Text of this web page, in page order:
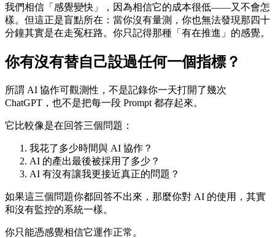
我們相信「感覺變快」，因為相信它的成本很低——又不會怎
樣。但這正是盲點所在：當你沒有量測，你也無法發現那四十
分鐘其實是在走冤枉路。你只記得那種「有在推進」的感覺。
你有沒有替自己設過任何一個指標？
所謂 AI 協作可觀測性，不是記錄你一天打開了幾次
ChatGPT，也不是把每一段 Prompt 都存起來。
它比較像是在回答三個問題：
我花了多少時間與 AI 協作？
AI 的產出最後被採用了多少？
AI 有沒有讓我更接近真正的問題？
如果這三個問題你都回答不出來，那麼你對 AI 的使用，其實
和沒有監控的系統一樣。
你只能憑感覺相信它運作正常。